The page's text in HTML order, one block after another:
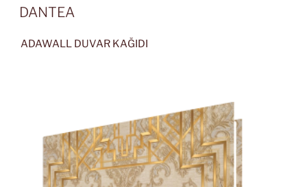
TARIHI
DANTEA
ADAWALL DUVAR KAĞIDI